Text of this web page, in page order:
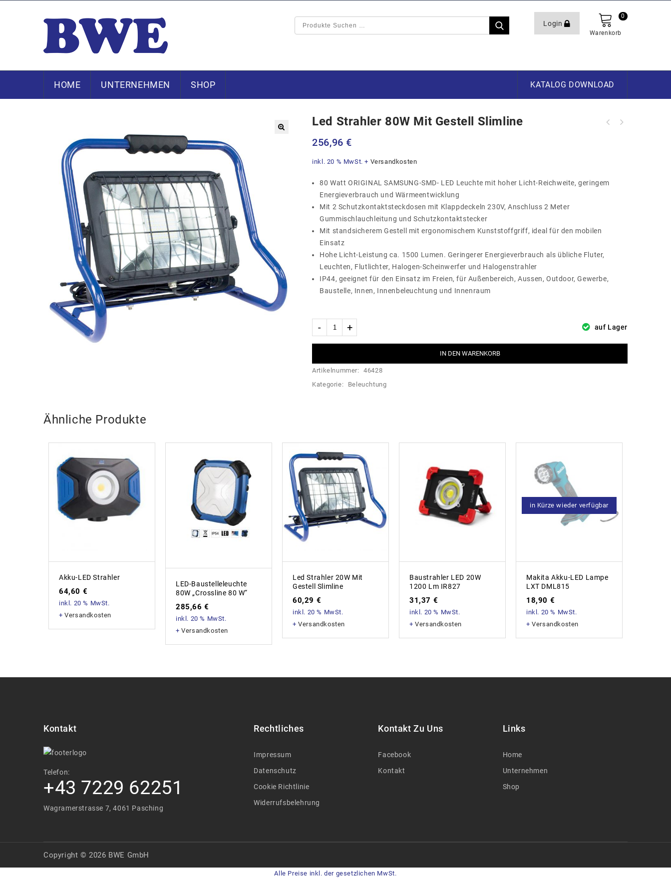
Login
Warenkorb
0
HOME UNTERNEHMEN SHOP KATALOG DOWNLOAD
Led Strahler 80W Mit Gestell Slimline
256,96 €
inkl. 20 % MwSt. + Versandkosten
80 Watt ORIGINAL SAMSUNG-SMD- LED Leuchte mit hoher Licht-Reichweite, geringem
Energieverbrauch und Wärmeentwicklung
Mit 2 Schutzkontaktsteckdosen mit Klappdeckeln 230V, Anschluss 2 Meter
Gummischlauchleitung und Schutzkontaktstecker
Mit standsicherem Gestell mit ergonomischem Kunststoffgriff, ideal für den mobilen
Einsatz
Hohe Licht-Leistung ca. 1500 Lumen. Geringerer Energieverbrauch als übliche Fluter,
Leuchten, Flutlichter, Halogen-Scheinwerfer und Halogenstrahler
IP44, geeignet für den Einsatz im Freien, für Außenbereich, Aussen, Outdoor, Gewerbe,
Baustelle, Innen, Innenbeleuchtung und Innenraum
auf Lager
IN DEN WARENKORB
Artikelnummer:
46428
Kategorie:
Beleuchtung
Ähnliche Produkte
Akku-LED Strahler
64,60 €
inkl. 20 % MwSt.
+Versandkosten
LED-Baustelleleuchte
80W „Crossline 80 W“
285,66€
inkl. 20 % MwSt.
+Versandkosten
Led Strahler 20W Mit
Gestell Slimline
60,29 €
inkl. 20 % MwSt.
+Versandkosten
Baustrahler LED 20W
1200 Lm IR827
31,37 €
inkl. 20 % MwSt.
+Versandkosten
in Kürze wieder verfügbar
Makita Akku-LED Lampe
LXT DML815
18,90 €
inkl. 20 % MwSt.
+Versandkosten
Kontakt
Telefon:
+43 7229 62251
Wagramerstrasse 7, 4061 Pasching
Rechtliches
Impressum
Datenschutz
Cookie Richtlinie
Widerrufsbelehrung
Kontakt Zu Uns
Facebook
Kontakt
Links
Home
Unternehmen
Shop
Copyright © 2026 BWE GmbH
Alle Preise inkl. der gesetzlichen MwSt.